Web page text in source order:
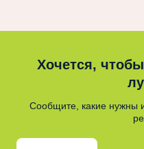
Хочется,
Сообщите, какие нужны